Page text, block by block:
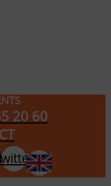
20 60